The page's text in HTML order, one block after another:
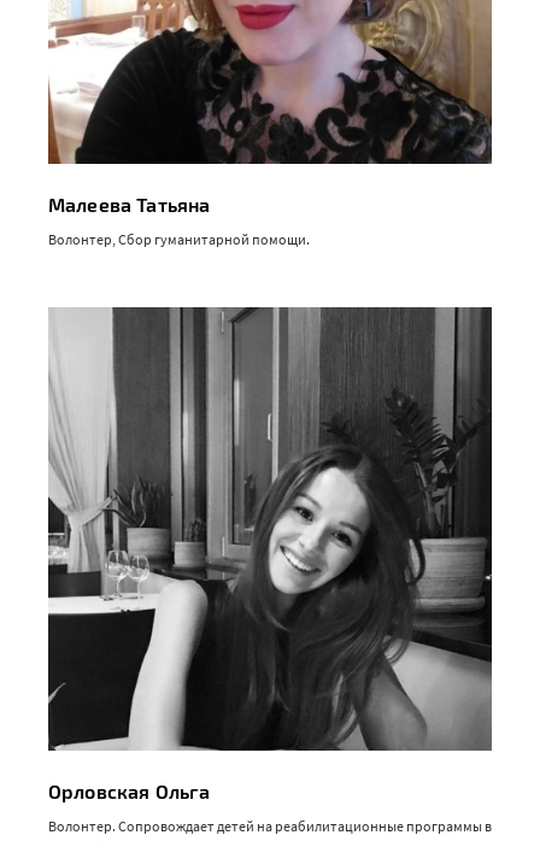
Малеева Татьяна
Волонтер, Сбор гуманитарной помощи.
Орловская Ольга
Волонтер. Сопровождает детей на реабилитационные программы в